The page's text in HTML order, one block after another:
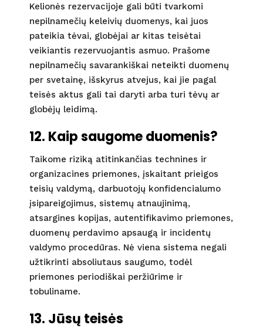
Kelionės rezervacijoje gali būti tvarkomi
nepilnamečių keleivių duomenys, kai juos
pateikia tėvai, globėjai ar kitas teisėtai
veikiantis rezervuojantis asmuo. Prašome
nepilnamečių savarankiškai neteikti duomenų
per svetainę, išskyrus atvejus, kai jie pagal
teisės aktus gali tai daryti arba turi tėvų ar
globėjų leidimą.
12. Kaip saugome duomenis?
Taikome riziką atitinkančias technines ir
organizacines priemones, įskaitant prieigos
teisių valdymą, darbuotojų konfidencialumo
įsipareigojimus, sistemų atnaujinimą,
atsargines kopijas, autentifikavimo priemones,
duomenų perdavimo apsaugą ir incidentų
valdymo procedūras. Nė viena sistema negali
užtikrinti absoliutaus saugumo, todėl
priemones periodiškai peržiūrime ir
tobuliname.
13. Jūsų teisės